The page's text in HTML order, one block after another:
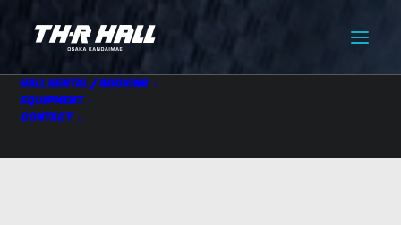
HALL RENTAL / BOOKING
EQUIPMENT
CONTACT